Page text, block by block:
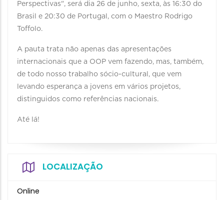
Perspectivas", será dia 26 de junho, sexta, às 16:30 do
Brasil e 20:30 de Portugal, com o Maestro Rodrigo
Toffolo.
A pauta trata não apenas das apresentações
internacionais que a OOP vem fazendo, mas, também,
de todo nosso trabalho sócio-cultural, que vem
levando esperança a jovens em vários projetos,
distinguidos como referências nacionais.
Até lá!
LOCALIZAÇÃO
Online